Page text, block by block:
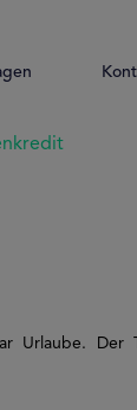
Urlaube. Der